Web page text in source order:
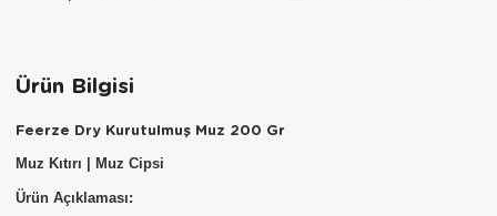
Ürün Bilgisi
Feerze Dry Kurutulmuş Muz 200 Gr
Muz Kıtırı | Muz Cipsi
Ürün Açıklaması: